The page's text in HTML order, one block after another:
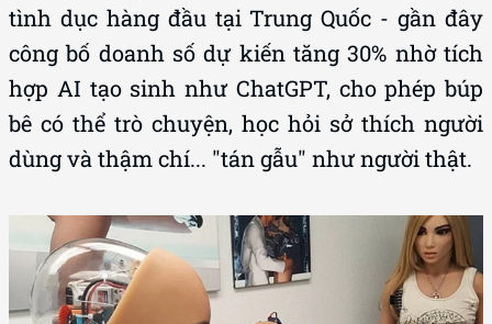
tình dục hàng đầu tại Trung Quốc - gần đây
công bố doanh số dự kiến tăng 30% nhờ tích
hợp AI tạo sinh như ChatGPT, cho phép búp
bê có thể trò chuyện, học hỏi sở thích người
dùng và thậm chí... "tán gẫu" như người thật.